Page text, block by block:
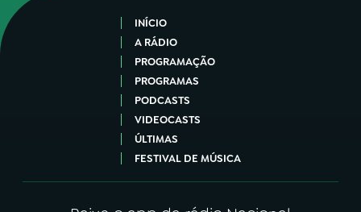
INÍCIO
A RÁDIO
PROGRAMAÇÃO
PROGRAMAS
PODCASTS
VIDEOCASTS
ÚLTIMAS
FESTIVAL DE MÚSICA